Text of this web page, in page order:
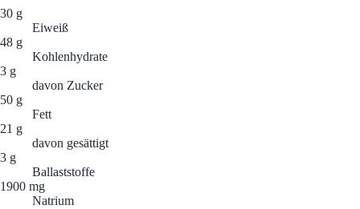
30 g
Eiweiß
48 g
Kohlenhydrate
3 g
davon Zucker
50 g
Fett
21 g
davon gesättigt
3 g
Ballaststoffe
1900 mg
Natrium